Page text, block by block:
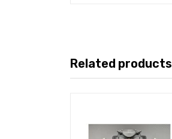
Related products